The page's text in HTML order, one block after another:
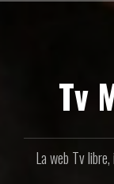
Tv
La web Tv